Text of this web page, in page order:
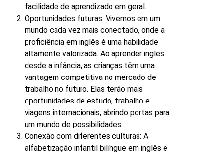
facilidade de aprendizado em geral.
Oportunidades futuras: Vivemos em um
mundo cada vez mais conectado, onde a
proficiência em inglês é uma habilidade
altamente valorizada. Ao aprender inglês
desde a infância, as crianças têm uma
vantagem competitiva no mercado de
trabalho no futuro. Elas terão mais
oportunidades de estudo, trabalho e
viagens internacionais, abrindo portas para
um mundo de possibilidades.
Conexão com diferentes culturas: A
alfabetização infantil bilíngue em inglês e